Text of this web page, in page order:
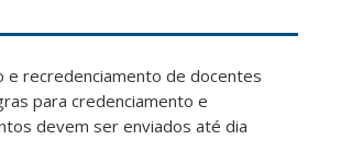
e recredenciamento de docentes
para credenciamento e
devem ser enviados até dia